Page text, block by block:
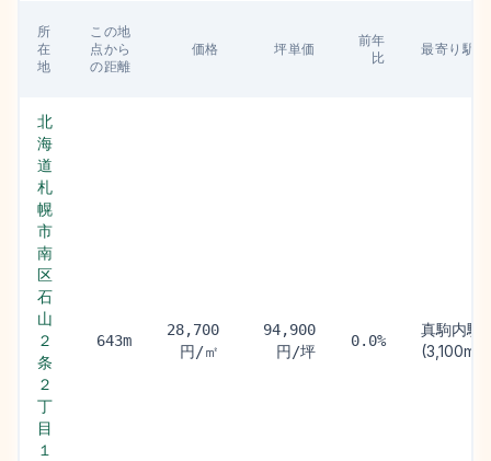
所
在
地
この地
点から
の距離
価格 坪単価
前年
比
最寄り駅
北
海
道
札
幌
市
南
区
石
山
２
条
２
丁
目
１
643m
28,700
円/㎡
94,900
円/坪
0.0%
真駒内駅
(3,100m)